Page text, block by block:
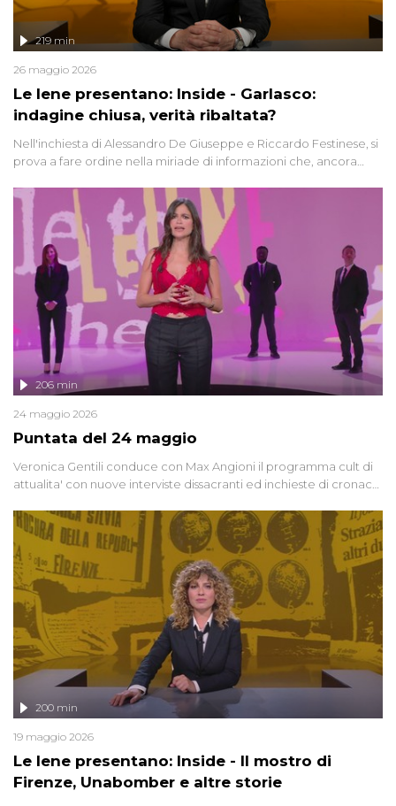
Le Iene presentano: Inside - Garlasco:
indagine chiusa, verità ribaltata?
219 min
26 maggio 2026
Nell'inchiesta di Alessandro De Giuseppe e Riccardo Festinese, si
prova a fare ordine nella miriade di informazioni che, ancora
giudiziarie più discusse degli ultimi anni. Lo speciale ricostruisce la
vicenda mettendo in fila testimonianze, errori, dettagli
controversi e i protagonisti di un'indagine che sembra non avere
fine.
Puntata del 24 maggio
206 min
24 maggio 2026
Veronica Gentili conduce con Max Angioni il programma cult di
attualita' con nuove interviste dissacranti ed inchieste di cronaca
Le Iene presentano: Inside - Il mostro di
Firenze, Unabomber e altre storie
200 min
19 maggio 2026